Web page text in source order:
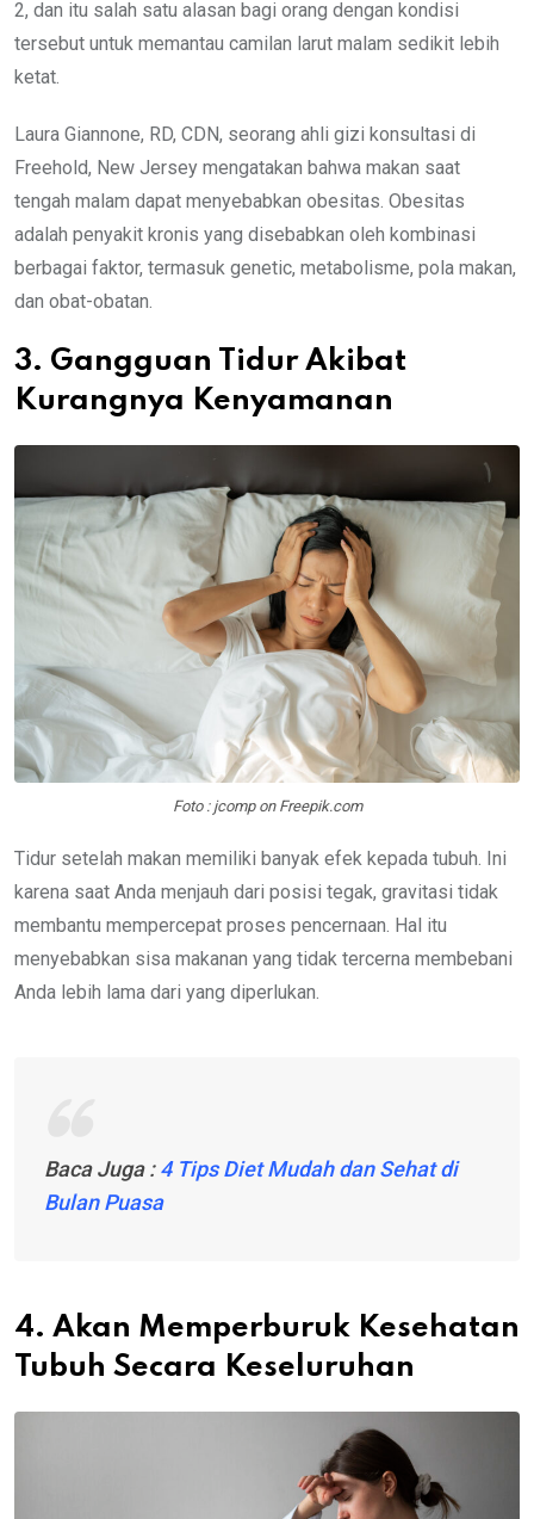
2, dan itu salah satu alasan bagi orang dengan kondisi
tersebut untuk memantau camilan larut malam sedikit lebih
ketat.
Laura Giannone, RD, CDN, seorang ahli gizi konsultasi di
Freehold, New Jersey mengatakan bahwa makan saat
tengah malam dapat menyebabkan obesitas. Obesitas
adalah penyakit kronis yang disebabkan oleh kombinasi
berbagai faktor, termasuk genetic, metabolisme, pola makan,
dan obat-obatan.
3. Gangguan Tidur Akibat
Kurangnya Kenyamanan
Foto : jcomp on Freepik.com
Tidur setelah makan memiliki banyak efek kepada tubuh. Ini
karena saat Anda menjauh dari posisi tegak, gravitasi tidak
membantu mempercepat proses pencernaan. Hal itu
menyebabkan sisa makanan yang tidak tercerna membebani
Anda lebih lama dari yang diperlukan.
Baca Juga :4 Tips Diet Mudah dan Sehat di
Bulan Puasa
4. Akan Memperburuk Kesehatan
Tubuh Secara Keseluruhan